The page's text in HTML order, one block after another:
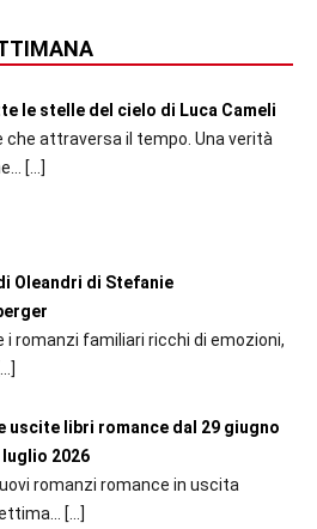
le stelle del cielo di Luca Cameli
che attraversa il tempo. Una verità
[…]
Oleandri di Stefanie
i romanzi familiari ricchi di emozioni,
uscite libri romance dal 29 giugno
luglio 2026
romanzi romance in uscita
[…]